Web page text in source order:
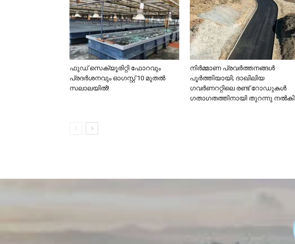
ഫുഡ് സെക്യൂരിറ്റി ഫോറവും
പ്രദർശനവും ഓഗസ്റ്റ് 10 മുതൽ
സലാലയിൽ!
നിർമ്മാണ പ്രവർത്തനങ്ങൾ
പൂർത്തിയായി; ദാഖിലിയ
ഗവർണററ്റിലെ രണ്ട് റോഡുകൾ
ഗതാഗതത്തിനായി തുറന്നു നൽകി